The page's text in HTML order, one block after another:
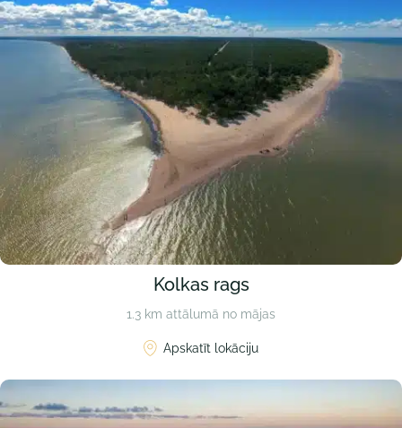
Kolkas rags
1.3 km attālumā no mājas
Apskatīt lokāciju